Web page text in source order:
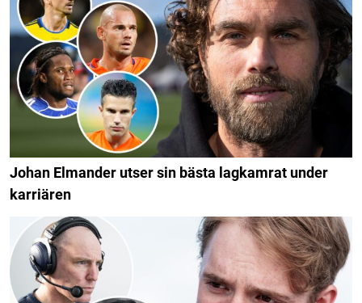
Johan Elmander utser sin bästa lagkamrat under
karriären